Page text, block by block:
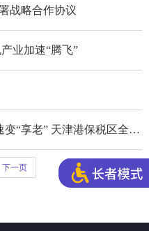
战略合作协议
业加速“腾飞”
• 十项行动见行见效 | “养老”加速变“享老” 天津港保税区全方位实现社区“一站式”养...
下一页